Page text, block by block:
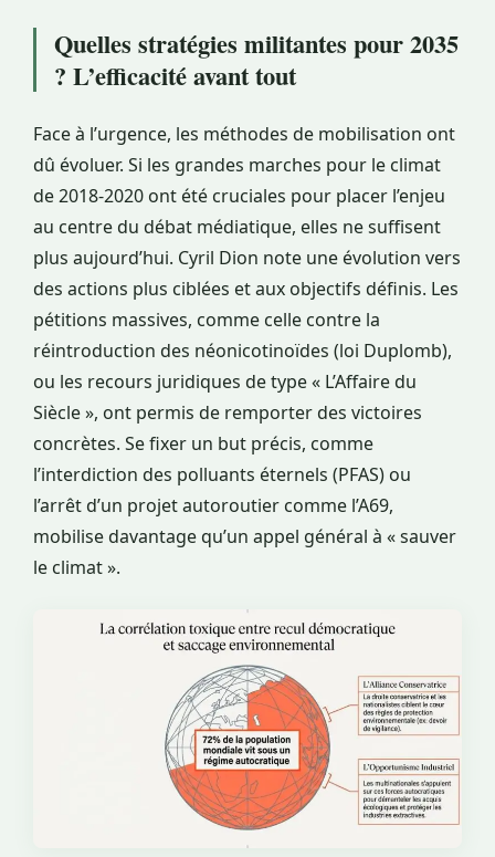
Quelles stratégies militantes pour 2035
? L’efficacité avant tout
Face à l’urgence, les méthodes de mobilisation ont
dû évoluer. Si les grandes marches pour le climat
de 2018-2020 ont été cruciales pour placer l’enjeu
au centre du débat médiatique, elles ne suffisent
plus aujourd’hui. Cyril Dion note une évolution vers
des actions plus ciblées et aux objectifs définis. Les
pétitions massives, comme celle contre la
réintroduction des néonicotinoïdes (loi Duplomb),
ou les recours juridiques de type « L’Affaire du
Siècle », ont permis de remporter des victoires
concrètes. Se fixer un but précis, comme
l’interdiction des polluants éternels (PFAS) ou
l’arrêt d’un projet autoroutier comme l’A69,
mobilise davantage qu’un appel général à « sauver
le climat ».